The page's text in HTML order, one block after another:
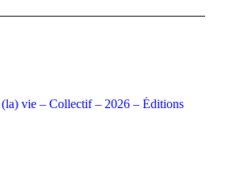
vie – Collectif – 2026 – Éditions